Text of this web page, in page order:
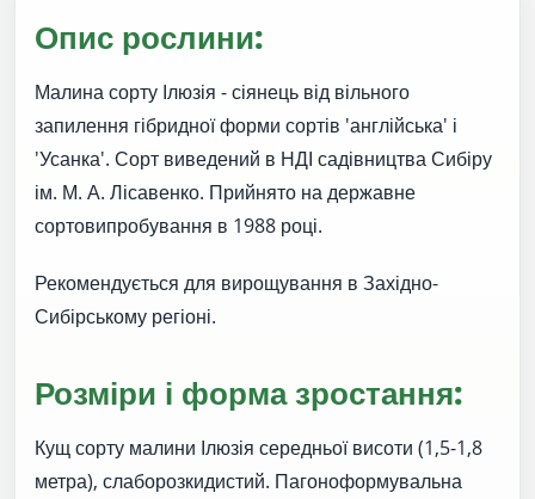
Опис рослини:
Малина сорту Ілюзія - сіянець від вільного
запилення гібридної форми сортів 'англійська' і
'Усанка'. Сорт виведений в НДІ садівництва Сибіру
ім. М. А. Лісавенко. Прийнято на державне
сортовипробування в 1988 році.
Рекомендується для вирощування в Західно-
Сибірському регіоні.
Розміри і форма зростання:
Кущ сорту малини Ілюзія середньої висоти (1,5-1,8
метра), слаборозкидистий. Пагоноформувальна